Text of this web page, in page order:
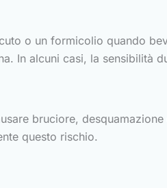
o un formicolio quando
In alcuni casi, la sensibilità
bruciore,
questo rischio.